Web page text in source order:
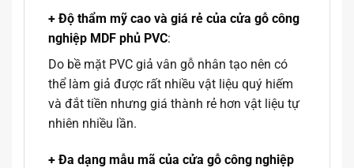
+ Độ thẩm mỹ cao và giá rẻ của cửa gỗ công
nghiệp MDF phủ PVC:
Do bề mặt PVC giả vân gỗ nhân tạo nên có
thể làm giả được rất nhiều vật liệu quý hiếm
và đắt tiền nhưng giá thành rẻ hơn vật liệu tự
nhiên nhiều lần.
+ Đa dạng mẫu mã của cửa gỗ công nghiệp